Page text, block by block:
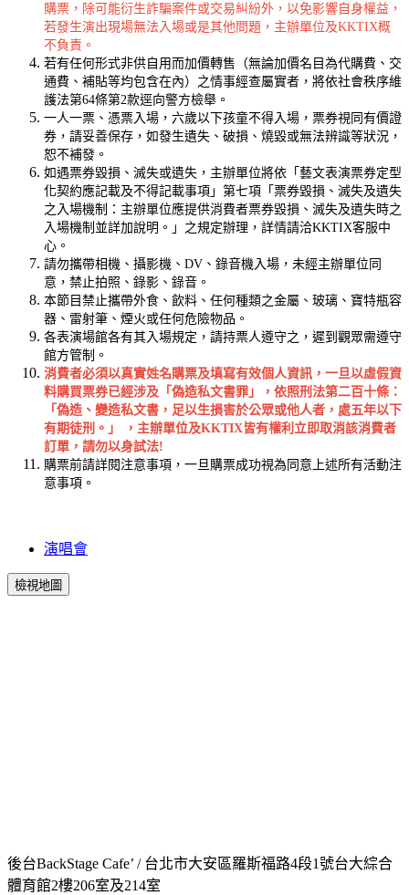
購票，除可能衍生詐騙案件或交易糾紛外，以免影響自身權益，
若發生演出現場無法入場或是其他問題，主辦單位及KKTIX概
不負責。
若有任何形式非供自用而加價轉售（無論加價名目為代購費、交
通費、補貼等均包含在內）之情事經查屬實者，將依社會秩序維
護法第64條第2款逕向警方檢舉。
一人一票、憑票入場， 六歲以下孩童不得入場 ，票券視同有價證
券，請妥善保存，如發生遺失、破損、燒毀或無法辨識等狀況，
恕不補發。
如遇票券毀損、滅失或遺失，主辦單位將依「藝文表演票券定型
化契約應記載及不得記載事項」第七項「票券毀損、滅失及遺失
之入場機制：主辦單位應提供消費者票券毀損、滅失及遺失時之
入場機制並詳加說明。」之規定辦理，詳情請洽KKTIX客服中
心。
請勿攜帶相機、攝影機、DV、錄音機入場，未經主辦單位同
意，禁止拍照、錄影、錄音。
本節目禁止攜帶外食、飲料、任何種類之金屬、玻璃、寶特瓶容
器、雷射筆、煙火或任何危險物品。
各表演場館各有其入場規定，請持票人遵守之，遲到觀眾需遵守
館方管制。
消費者必須以真實姓名購票及填寫有效個人資訊，一旦以虛假資
料購買票券已經涉及「偽造私文書罪」，依照刑法第二百十條：
「偽造、變造私文書，足以生損害於公眾或他人者，處五年以下
有期徒刑。」 ，主辦單位及KKTIX皆有權利立即取消該消費者
訂單，請勿以身試法!
購票前請詳閱注意事項，一旦購票成功視為同意上述所有活動注
意事項。
演唱會
檢視地圖
後台BackStage Cafe’ / 台北市大安區羅斯福路4段1號台大綜合
體育館2樓206室及214室